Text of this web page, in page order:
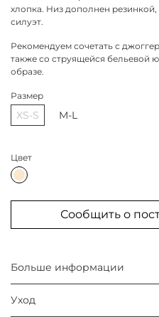
хлопка. Низ дополнен
силуэт.
Рекомендуем сочетать с
также со струящейся бельевой
образе.
Сообщить о
Больше информации
Уход
Размер
XS-S M-L
Цвет